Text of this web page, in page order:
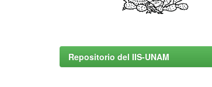
Repositorio del IIS-UNAM